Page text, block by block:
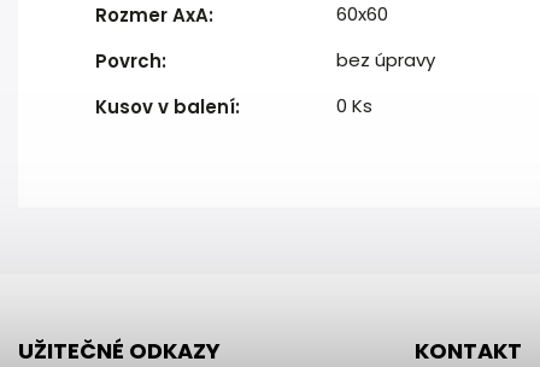
Rozmer AxA:
60x60
Povrch:
bez úpravy
Kusov v balení: 0 Ks
UŽITEČNÉ ODKAZY KONTAKT